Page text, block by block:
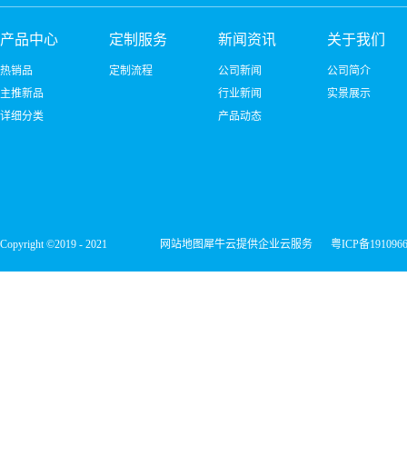
产品中心
热销品
主推新品
详细分类
定制服务
定制流程
新闻资讯
公司新闻
行业新闻
产品动态
关于我们
公司简介
实景展示
Copyright ©2019 - 2021 网站地图犀牛云提供企业云服务 粤ICP备